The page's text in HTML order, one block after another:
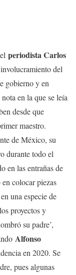
periodista Carlos
del
gobierno y en
en la que se leía
desde que
maestro.
de México, su
durante todo el
en las entrañas de
en colocar piezas
una especie de
proyectos y
su padre’,
Alfonso
en 2020. Se
pues algunas